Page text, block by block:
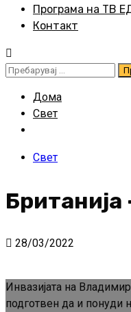
Програма на ТВ
Контакт
Пребарувај
Дома
Свет
Свет
28/03/2022
Инвазијата на
подготвен да и понуди